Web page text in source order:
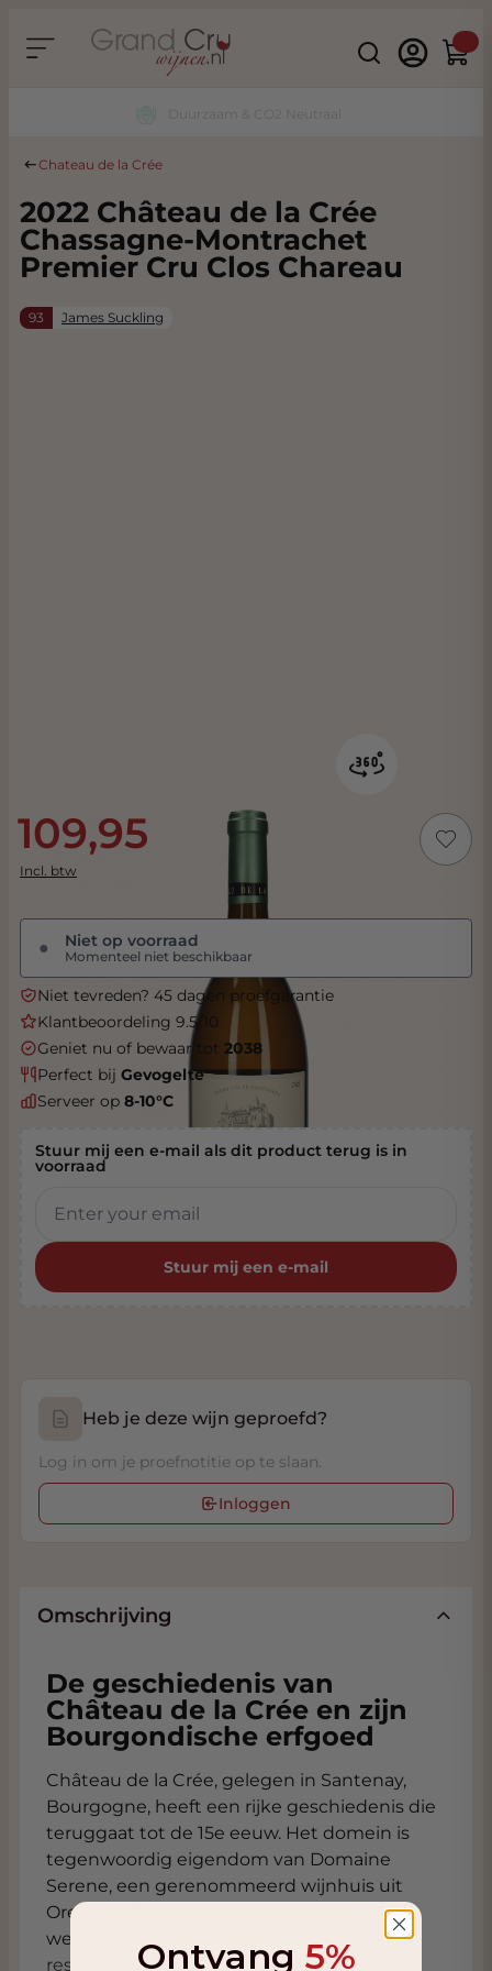
Search
Chateau de la Crée
2022 Château de la Crée
Chassagne-Montrachet
Premier Cru Clos Chareau
93 James Suckling
109,95
Incl. btw
● Niet op voorraad
Momenteel niet beschikbaar
Niet tevreden? 45 dagen proefgarantie
Klantbeoordeling 9.5/10
Geniet nu of bewaar tot 2038
Perfect bij Gevogelte
Serveer op 8-10°C
Stuur mij een e-mail als dit product terug is in
voorraad
Stuur mij een e-mail
Heb je deze wijn geproefd?
Log in om je proefnotitie op te slaan.
Inloggen
Omschrijving
De geschiedenis van
Château de la Crée en zijn
Bourgondische erfgoed
Château de la Crée, gelegen in Santenay,
Bourgogne, heeft een rijke geschiedenis die
teruggaat tot de 15e eeuw. Het domein is
tegenwoordig eigendom van Domaine
Serene, een gerenommeerd wijnhuis uit
Oregon, VS. Deze combinatie van oude
wereldtraditie en nieuwe wereldinnovatie
resulteert in wijnen van uitzonderlijke
Ontvang 5%